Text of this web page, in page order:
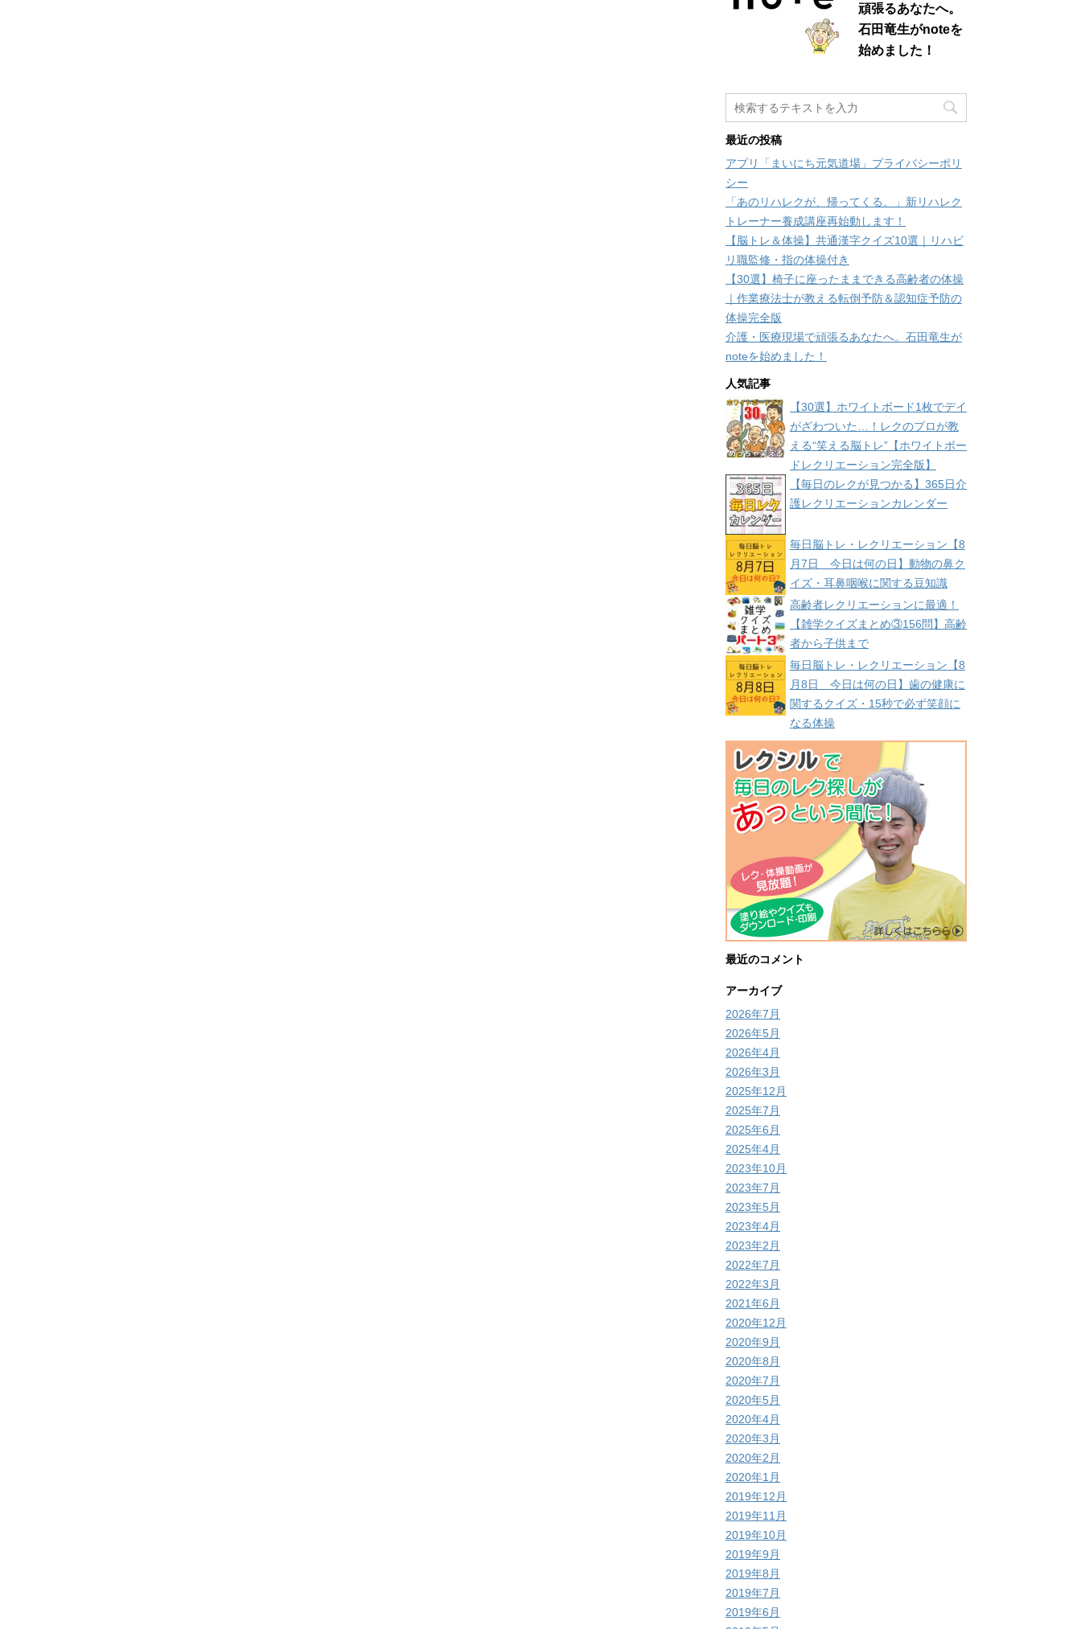
頑張るあなたへ。
石田竜生がnoteを
始めました！
最近の投稿
アプリ「まいにち元気道場」プライバシーポリ
シー
「あのリハレクが、帰ってくる。」新リハレク
トレーナー養成講座再始動します！
【脳トレ＆体操】共通漢字クイズ10選｜リハビ
リ職監修・指の体操付き
【30選】椅子に座ったままできる高齢者の体操
｜作業療法士が教える転倒予防＆認知症予防の
体操完全版
介護・医療現場で頑張るあなたへ。石田竜生が
noteを始めました！
人気記事
【30選】ホワイトボード1枚でデイ
がざわついた…！レクのプロが教
える“笑える脳トレ”【ホワイトボー
ドレクリエーション完全版】
【毎日のレクが見つかる】365日介
護レクリエーションカレンダー
毎日脳トレ・レクリエーション【8
月7日 今日は何の日】動物の鼻ク
イズ・耳鼻咽喉に関する豆知識
高齢者レクリエーションに最適！
【雑学クイズまとめ③156問】高齢
者から子供まで
毎日脳トレ・レクリエーション【8
月8日 今日は何の日】歯の健康に
関するクイズ・15秒で必ず笑顔に
なる体操
最近のコメント
アーカイブ
2026年7月
2026年5月
2026年4月
2026年3月
2025年12月
2025年7月
2025年6月
2025年4月
2023年10月
2023年7月
2023年5月
2023年4月
2023年2月
2022年7月
2022年3月
2021年6月
2020年12月
2020年9月
2020年8月
2020年7月
2020年5月
2020年4月
2020年3月
2020年2月
2020年1月
2019年12月
2019年11月
2019年10月
2019年9月
2019年8月
2019年7月
2019年6月